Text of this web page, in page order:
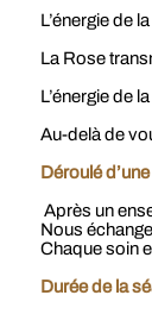
L’énergie de
La Rose
L’énergie de
Au-delà de
Déroulé
Après un
Nous
Chaque soin
Durée de la